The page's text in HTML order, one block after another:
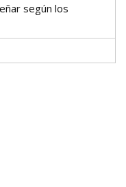
según los